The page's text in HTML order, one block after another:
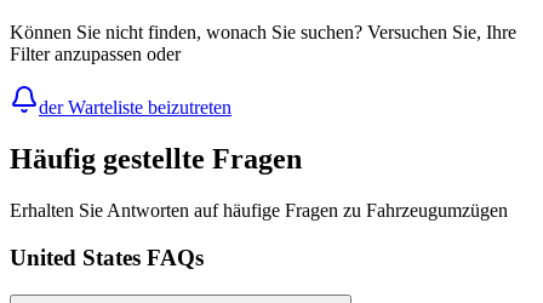
Können Sie nicht finden, wonach Sie suchen? Versuchen Sie, Ihre
Filter anzupassen oder
der Warteliste beizutreten
Häufig gestellte Fragen
Erhalten Sie Antworten auf häufige Fragen zu Fahrzeugumzügen
United States FAQs